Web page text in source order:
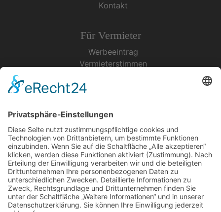
Kontakt
Für Vermieter
Werbeeintrag
Vermieterstimmen
Urlaubsservice
Bücher, Karten & CD's
Ihre Anreise
Wetter
Links
Nutzungsbedingungen